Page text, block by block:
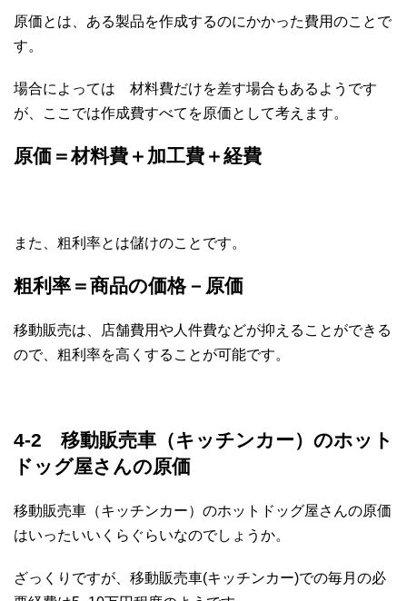
原価とは、ある製品を作成するのにかかった費用のことで
す。
場合によっては 材料費だけを差す場合もあるようです
が、ここでは作成費すべてを原価として考えます。
原価＝材料費＋加工費＋経費
また、粗利率とは儲けのことです。
粗利率＝商品の価格－原価
移動販売は、店舗費用や人件費などが抑えることができる
ので、粗利率を高くすることが可能です。
4-2 移動販売車（キッチンカー）のホット
ドッグ屋さんの原価
移動販売車（キッチンカー）のホットドッグ屋さんの原価
はいったいいくらぐらいなのでしょうか。
ざっくりですが、移動販売車(キッチンカー)での毎月の必